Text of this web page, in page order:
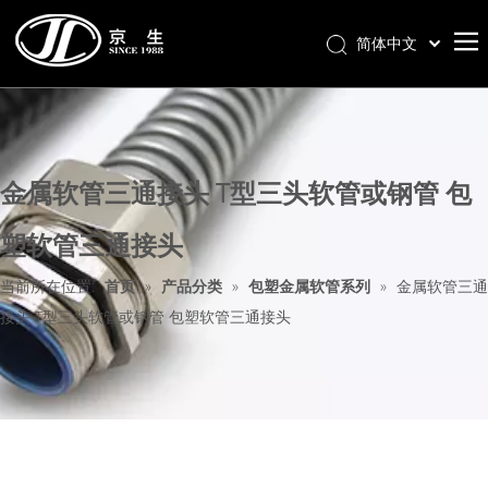
首页
关于我们
产品分类
新闻中心
联系我们
样册下载
简体中文
金属软管三通接头 T型三头软管或钢管 包
塑软管三通接头
当前所在位置: 首页 » 产品分类 » 包塑金属软管系列 » 金属软管三通
接头 T型三头软管或钢管 包塑软管三通接头